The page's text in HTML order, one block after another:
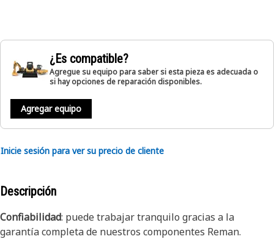
¿Es compatible?
Agregue su equipo para saber si esta pieza es adecuada o
si hay opciones de reparación disponibles.
Agregar equipo
Inicie sesión para ver su precio de cliente
Descripción
Confiabilidad: puede trabajar tranquilo gracias a la
garantía completa de nuestros componentes Reman.